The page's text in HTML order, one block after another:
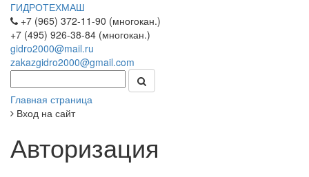
ГИДРОТЕХМАШ
+7 (965) 372-11-90 (многокан.)
+7 (495) 926-38-84 (многокан.)
gidro2000@mail.ru
zakazgidro2000@gmail.com
Главная страница
Вход на сайт
Авторизация